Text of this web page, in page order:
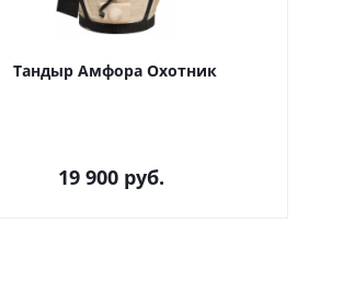
Тандыр Амфора Охотник
19 900 руб.